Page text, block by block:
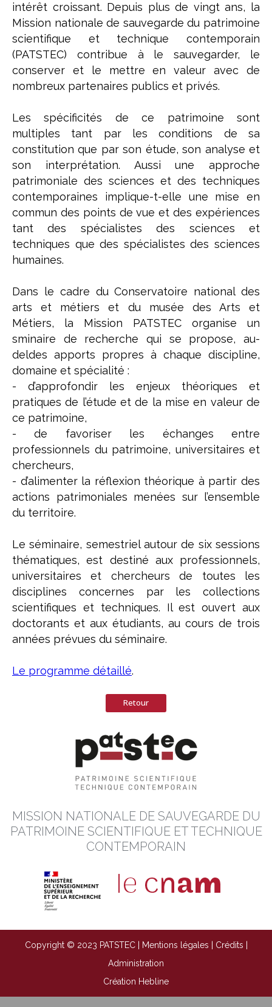
intérêt croissant. Depuis plus de vingt ans, la
Mission nationale de sauvegarde du patrimoine
scientifique et technique contemporain
(PATSTEC) contribue à le sauvegarder, le
conserver et le mettre en valeur avec de
nombreux partenaires publics et privés.
Les spécificités de ce patrimoine sont
multiples tant par les conditions de sa
constitution que par son étude, son analyse et
son interprétation. Aussi une approche
patrimoniale des sciences et des techniques
contemporaines implique-t-elle une mise en
commun des points de vue et des expériences
tant des spécialistes des sciences et
techniques que des spécialistes des sciences
humaines.
Dans le cadre du Conservatoire national des
arts et métiers et du musée des Arts et
Métiers, la Mission PATSTEC organise un
sminaire de recherche qui se propose, au-
deldes apports propres à chaque discipline,
domaine et spécialité :
- d’approfondir les enjeux théoriques et
pratiques de l’étude et de la mise en valeur de
ce patrimoine,
- de favoriser les échanges entre
professionnels du patrimoine, universitaires et
chercheurs,
- d’alimenter la réflexion théorique à partir des
actions patrimoniales menées sur l’ensemble
du territoire.
Le séminaire, semestriel autour de six sessions
thématiques, est destiné aux professionnels,
universitaires et chercheurs de toutes les
disciplines concernes par les collections
scientifiques et techniques. Il est ouvert aux
doctorants et aux étudiants, au cours de trois
années prévues du séminaire.
Le programme détaillé.
Retour
MISSION NATIONALE DE SAUVEGARDE DU
PATRIMOINE SCIENTIFIQUE ET TECHNIQUE
CONTEMPORAIN
Copyright © 2023 PATSTEC | Mentions légales Crédits
Administration
Création Hebline